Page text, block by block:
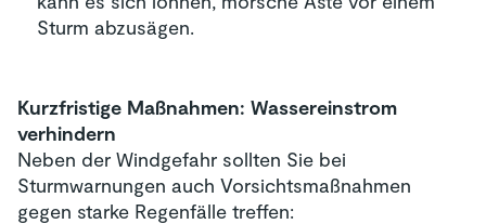
Sturm abzusägen.
Kurzfristige Maßnahmen: Wassereinstrom
verhindern
Neben der Windgefahr sollten Sie bei
Sturmwarnungen auch Vorsichtsmaßnahmen
gegen starke Regenfälle treffen: